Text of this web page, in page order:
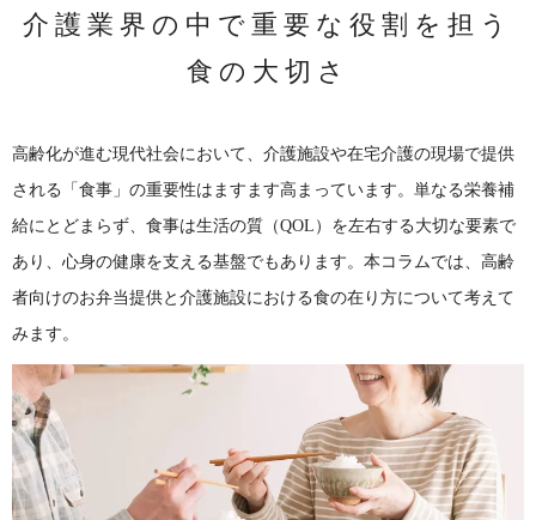
介護業界の中で重要な役割を担う
食の大切さ
高齢化が進む現代社会において、介護施設や在宅介護の現場で提供
される「食事」の重要性はますます高まっています。単なる栄養補
給にとどまらず、食事は生活の質（QOL）を左右する大切な要素で
あり、心身の健康を支える基盤でもあります。本コラムでは、高齢
者向けのお弁当提供と介護施設における食の在り方について考えて
みます。